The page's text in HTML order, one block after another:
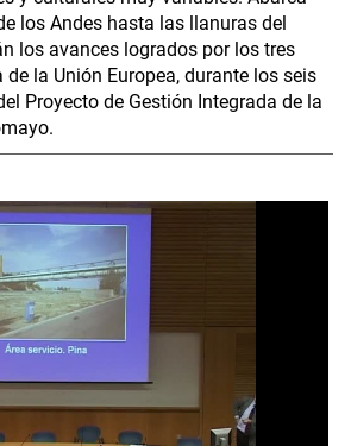
los Andes hasta las llanuras del
los avances logrados por los tres
la Unión Europea, durante los seis
Proyecto de Gestión Integrada de la